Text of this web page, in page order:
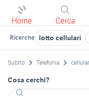
Home Cerca
Ricerche lotto cellulari
Subito Telefonia
Cosa cerchi?